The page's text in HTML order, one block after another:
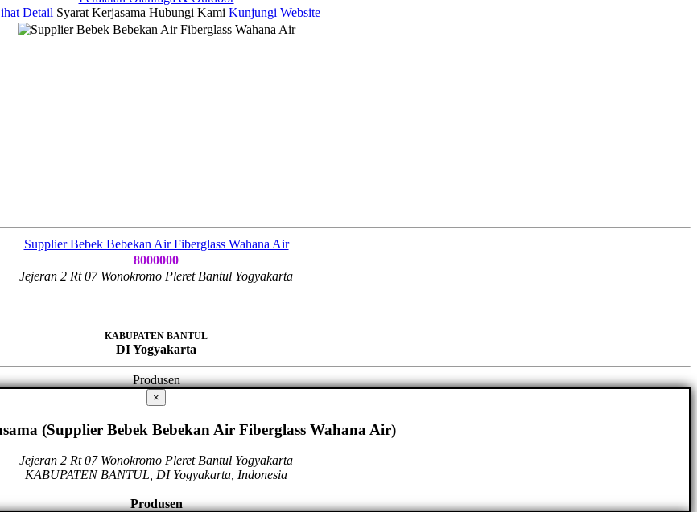
Detail Syarat Kerjasama Hubungi Kami Kunjungi Website
Supplier Bebek Bebekan Air Fiberglass Wahana Air
8000000
Jejeran 2 Rt 07 Wonokromo Pleret Bantul Yogyakarta
KABUPATEN BANTUL
DI Yogyakarta
Produsen
×
(Supplier Bebek Bebekan Air Fiberglass Wahana Air)
Jejeran 2 Rt 07 Wonokromo Pleret Bantul Yogyakarta
KABUPATEN BANTUL, DI Yogyakarta, Indonesia
Produsen